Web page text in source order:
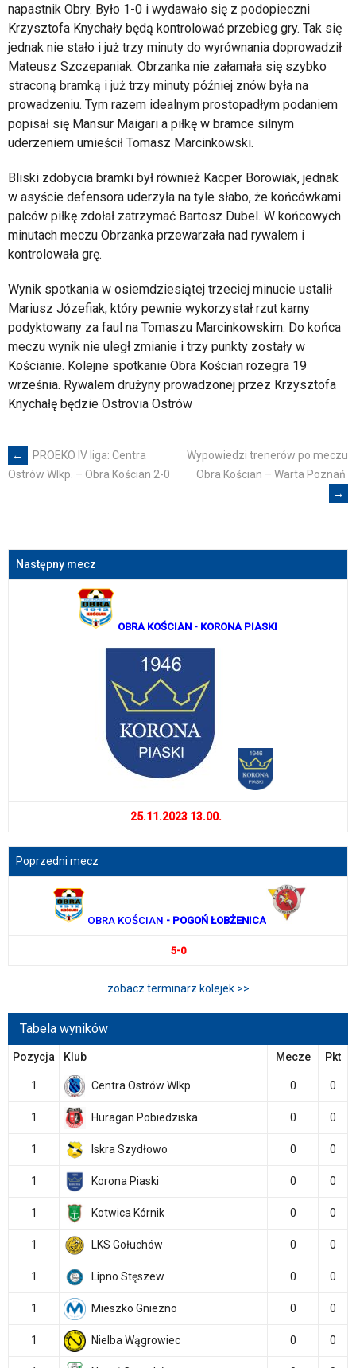
napastnik Obry. Było 1-0 i wydawało się z podopieczni
Krzysztofa Knychały będą kontrolować przebieg gry. Tak się
jednak nie stało i już trzy minuty do wyrównania doprowadził
Mateusz Szczepaniak. Obrzanka nie załamała się szybko
straconą bramką i już trzy minuty później znów była na
prowadzeniu. Tym razem idealnym prostopadłym podaniem
popisał się Mansur Maigari a piłkę w bramce silnym
uderzeniem umieścił Tomasz Marcinkowski.
Bliski zdobycia bramki był również Kacper Borowiak, jednak
w asyście defensora uderzyła na tyle słabo, że końcówkami
palców piłkę zdołał zatrzymać Bartosz Dubel. W końcowych
minutach meczu Obrzanka przewarzała nad rywalem i
kontrolowała grę.
Wynik spotkania w osiemdziesiątej trzeciej minucie ustalił
Mariusz Józefiak, który pewnie wykorzystał rzut karny
podyktowany za faul na Tomaszu Marcinkowskim. Do końca
meczu wynik nie uległ zmianie i trzy punkty zostały w
Kościanie. Kolejne spotkanie Obra Kościan rozegra 19
września. Rywalem drużyny prowadzonej przez Krzysztofa
Knychałę będzie Ostrovia Ostrów
Post
←
PROEKO IV liga: Centra
Ostrów Wlkp. – Obra Kościan 2-0
Wypowiedzi trenerów po meczu
Obra Kościan – Warta Poznań
→
Następny mecz
OBRA KOŚCIAN - KORONA PIASKI
25.11.2023 13.00.
Poprzedni mecz
OBRA KOŚCIAN - POGOŃ ŁOBŻENICA
5-0
zobacz terminarz kolejek >>
Tabela wyników
Pozycja Klub Mecze Pkt
1 Centra Ostrów Wlkp. 0 0
1 Huragan Pobiedziska 0 0
1 Iskra Szydłowo 0 0
1 Korona Piaski 0 0
1 Kotwica Kórnik 0 0
1 LKS Gołuchów 0 0
1 Lipno Stęszew 0 0
1 Mieszko Gniezno 0 0
1 Nielba Wągrowiec 0 0